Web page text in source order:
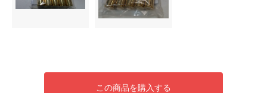
この商品を購入する